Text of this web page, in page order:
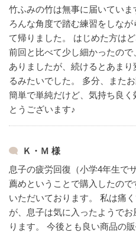
竹ふみの竹は無事に届いていま
ろんな角度で踏む練習をしな
て帰りました。
はじめた方は
前回と比べて少し細かったの
ありましたが、続けるとあま
るみたいでした。
多分、また
簡単で単純だけど、気持ち良く
とうございます♪
Ｋ・Ｍ 様
息子の疲労回復（小学4年生で
薦めということで購入したの
いただいております。
私は痛
が、息子は気に入ったようで
ります。
今後とも良い商品の